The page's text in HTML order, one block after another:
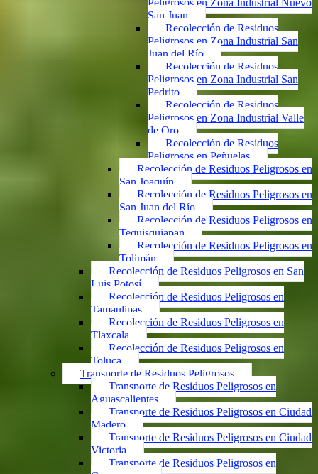
Peligrosos en Zona Industrial Nuevo
San Juan
Recolección de Residuos
Peligrosos en Zona Industrial San
Juan del Río
Recolección de Residuos
Peligrosos en Zona Industrial San
Pedrito
Recolección de Residuos
Peligrosos en Zona Industrial Valle
de Oro
Recolección de Residuos
Peligrosos en Peñuelas
Recolección de Residuos Peligrosos en
San Joaquín
Recolección de Residuos Peligrosos en
San Juan del Río
Recolección de Residuos Peligrosos en
Tequisquiapan
Recolección de Residuos Peligrosos en
Tolimán
Recolección de Residuos Peligrosos en San
Luis Potosí
Recolección de Residuos Peligrosos en
Tamaulipas
Recolección de Residuos Peligrosos en
Tlaxcala
Recolección de Residuos Peligrosos en
Toluca
Transporte de Residuos Peligrosos
Transporte de Residuos Peligrosos en
Aguascalientes
Transporte de Residuos Peligrosos en Ciudad
Madero
Transporte de Residuos Peligrosos en Ciudad
Victoria
Transporte de Residuos Peligrosos en